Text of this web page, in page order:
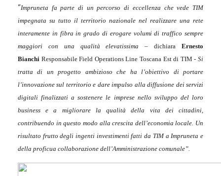
“Impruneta fa parte di un percorso di eccellenza che vede TIM
impegnata su tutto il territorio nazionale nel realizzare una rete
interamente in fibra in grado di erogare volumi di traffico sempre
maggiori con una qualità elevatissima –dichiaraErnesto
Bianchi Responsabile Field Operations Line Toscana Est di TIM - Si
tratta di un progetto ambizioso che ha l’obiettivo di portare
l’innovazione sul territorio e dare impulso alla diffusione dei servizi
digitali finalizzati a sostenere le imprese nello sviluppo del loro
business e a migliorare la qualità della vita dei cittadini,
contribuendo in questo modo alla crescita dell’economia locale. Un
risultato frutto degli ingenti investimenti fatti da TIM a Impruneta e
della proficua collaborazione dell’Amministrazione comunale”.